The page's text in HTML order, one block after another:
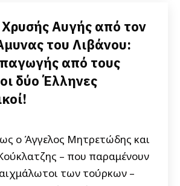
Αυγής από τον
του Λιβάνου:
από τους
δύο Έλληνες
ο Άγγελος Μητρετώδης και
– που παραμένουν
των τούρκων –